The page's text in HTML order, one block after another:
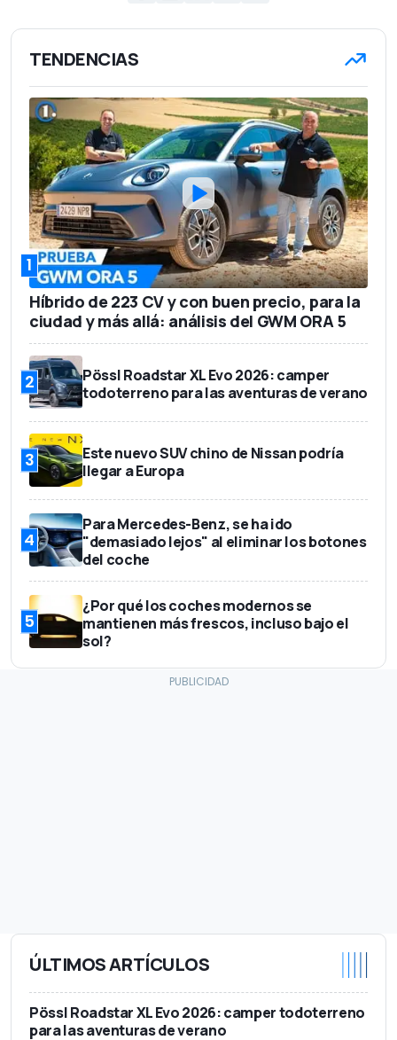
TENDENCIAS
1
Híbrido de 223 CV y con buen precio, para la
ciudad y más allá: análisis del GWM ORA 5
2
Pössl Roadstar XL Evo 2026: camper
todoterreno para las aventuras de verano
3
Este nuevo SUV chino de Nissan podría
llegar a Europa
4
Para Mercedes-Benz, se ha ido
"demasiado lejos" al eliminar los botones
del coche
5
¿Por qué los coches modernos se
mantienen más frescos, incluso bajo el
sol?
ÚLTIMOS ARTÍCULOS
Pössl Roadstar XL Evo 2026: camper todoterreno
para las aventuras de verano